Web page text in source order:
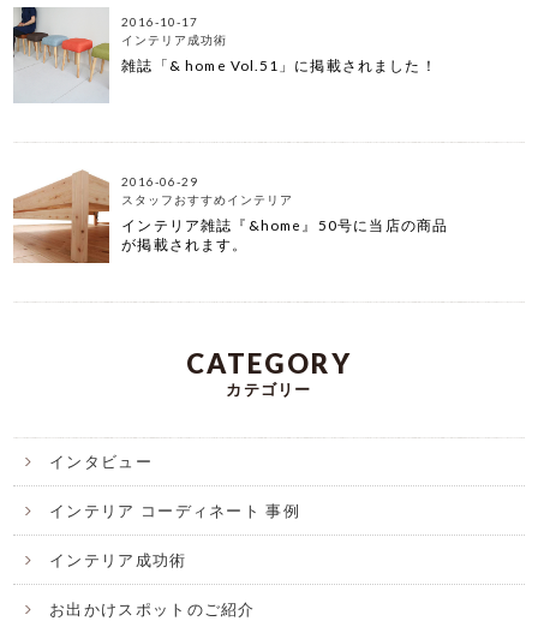
2016-10-17
インテリア成功術
雑誌「& home Vol.51」に掲載されました！
2016-06-29
スタッフおすすめインテリア
インテリア雑誌『&home』50号に当店の商品
が掲載されます。
CATEGORY
カテゴリー
インタビュー
インテリア コーディネート 事例
インテリア成功術
お出かけスポットのご紹介